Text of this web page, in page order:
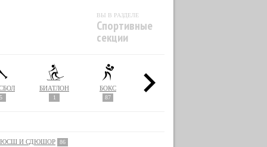
ВЫ В РАЗДЕЛЕ
Спортивные
секции
БИАТЛОН
1
БОКС
87
ВЕЛОСПОРТ
И СДЮШОР 86